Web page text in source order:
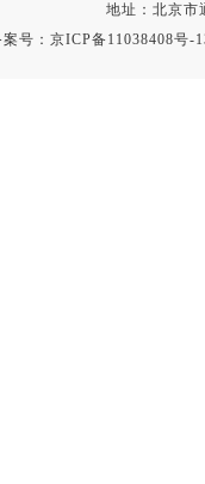
地址：北京市
号： 京ICP备11038408号-